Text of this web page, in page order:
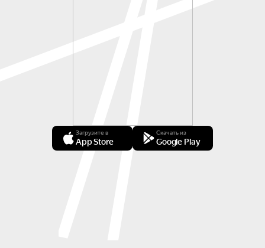
Загрузите в
App Store
Скачать из
Google Play